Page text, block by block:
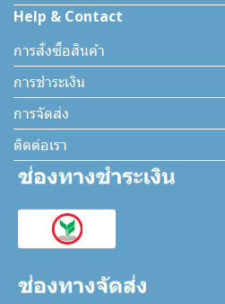
Help & Contact
การสั่งซื้อสินค้า
การชำระเงิน
การจัดส่ง
ติดต่อเรา